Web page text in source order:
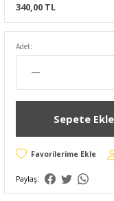
340,00 TL
Adet:
Sepete Ekle
Paylaş: